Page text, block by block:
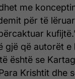
me
për të
gjë që autorët e
është se
Krishtit dhe